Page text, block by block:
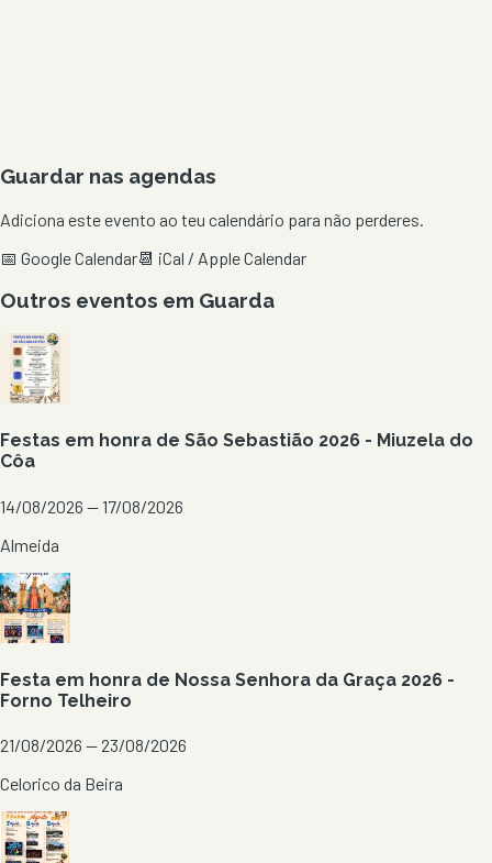
Guardar nas agendas
Adiciona este evento ao teu calendário para não perderes.
📅 Google Calendar📆 iCal / Apple Calendar
Outros eventos em Guarda
Festas em honra de São Sebastião 2026 - Miuzela do
Côa
14/08/2026 — 17/08/2026
Almeida
Festa em honra de Nossa Senhora da Graça 2026 -
Forno Telheiro
21/08/2026 — 23/08/2026
Celorico da Beira